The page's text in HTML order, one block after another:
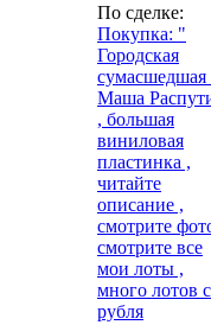
По сделке:
Покупка: "
Городская
сумасшедшая
Маша
, большая
виниловая
пластинка ,
читайте
описание ,
смотрите
смотрите все
мои лоты ,
много лотов с
рубля